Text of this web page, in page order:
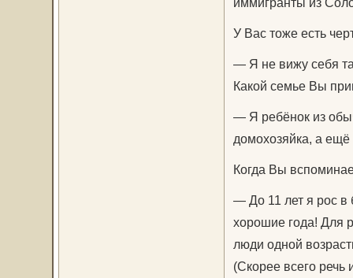
У Вас тоже есть
— Я не вижу себя
Какой семье Вы
— Я ребёнок из
домохозяйка, а
Когда Вы
— До 11 лет я рос в
хорошие года! Для
люди одной
(Скорее всего речь